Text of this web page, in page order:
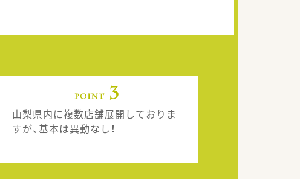
山梨県内に複数店舗展開しておりま
すが、基本は異動なし！